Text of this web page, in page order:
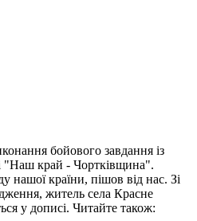
бойового завдання із
"Наш край - Чортківщина".
країни, пішов від нас. Зі
житель села Красне
у дописі. Читайте також: